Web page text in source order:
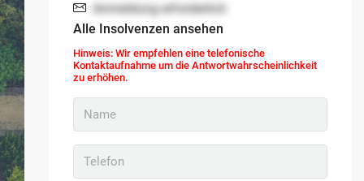
Anmeldung erforderlich
Alle Insolvenzen ansehen
Hinweis: Wir empfehlen eine telefonische
Kontaktaufnahme um die Antwortwahrscheinlichkeit
zu erhöhen.